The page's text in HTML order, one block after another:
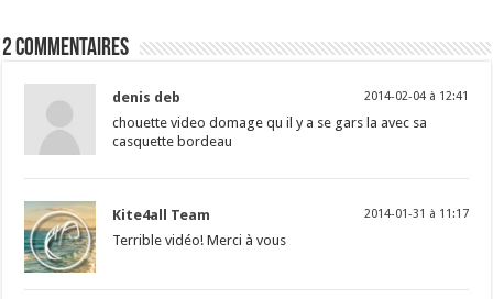
2 commentaires
denis deb 2014-02-04 à 12:41
chouette video domage qu il y a se gars la avec sa
casquette bordeau
Kite4all Team 2014-01-31 à 11:17
Terrible vidéo! Merci à vous